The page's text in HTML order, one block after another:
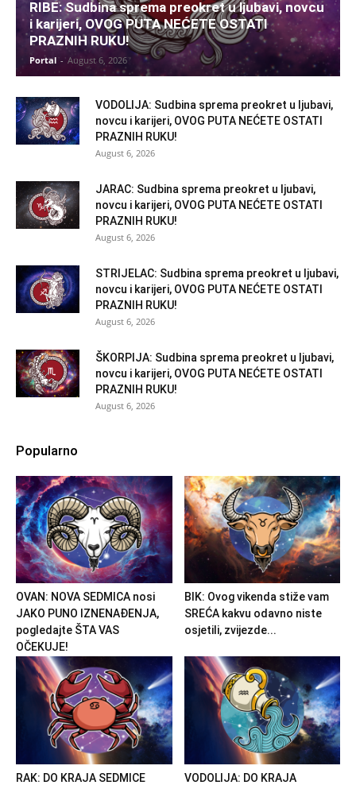
RIBE: Sudbina sprema preokret u ljubavi, novcu
i karijeri, OVOG PUTA NEĆETE OSTATI
PRAZNIH RUKU!
Portal - August 6, 2026
VODOLIJA: Sudbina sprema preokret u ljubavi,
novcu i karijeri, OVOG PUTA NEĆETE OSTATI
PRAZNIH RUKU!
August 6, 2026
JARAC: Sudbina sprema preokret u ljubavi,
novcu i karijeri, OVOG PUTA NEĆETE OSTATI
PRAZNIH RUKU!
August 6, 2026
STRIJELAC: Sudbina sprema preokret u ljubavi,
novcu i karijeri, OVOG PUTA NEĆETE OSTATI
PRAZNIH RUKU!
August 6, 2026
ŠKORPIJA: Sudbina sprema preokret u ljubavi,
novcu i karijeri, OVOG PUTA NEĆETE OSTATI
PRAZNIH RUKU!
August 6, 2026
Popularno
OVAN: NOVA SEDMICA nosi
JAKO PUNO IZNENAĐENJA,
pogledajte ŠTA VAS
OČEKUJE!
BIK: Ovog vikenda stiže vam
SREĆA kakvu odavno niste
osjetili, zvijezde...
RAK: DO KRAJA SEDMICE
VODOLIJA: DO KRAJA